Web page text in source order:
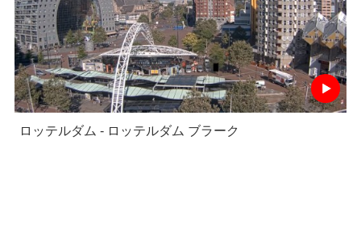
ロッテルダム - ロッテルダム ブラーク